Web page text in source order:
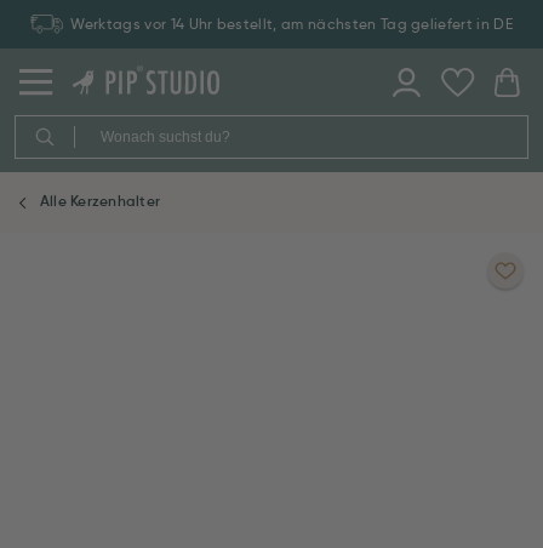
Werktags vor 14 Uhr bestellt, am nächsten Tag geliefert in DE
Alle Kerzenhalter